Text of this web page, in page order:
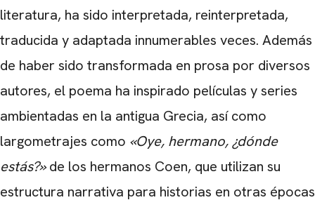
literatura, ha sido interpretada, reinterpretada,
traducida y adaptada innumerables veces. Además
de haber sido transformada en prosa por diversos
autores, el poema ha inspirado películas y series
ambientadas en la antigua Grecia, así como
largometrajes como «Oye, hermano, ¿dónde
estás?»de los hermanos Coen, que utilizan su
estructura narrativa para historias en otras épocas